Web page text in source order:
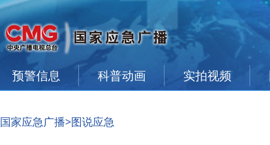
预警信息 科普动画 实拍视频
国家应急广播>图说应急